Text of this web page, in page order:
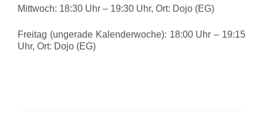
Mittwoch: 18:30 Uhr – 19:30 Uhr, Ort: Dojo (EG)
Freitag (ungerade Kalenderwoche): 18:00 Uhr – 19:15
Uhr, Ort: Dojo (EG)